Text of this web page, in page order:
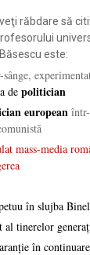
răbdare să
este:
de politician
european
mass-media
în slujba
al tinerelor
în